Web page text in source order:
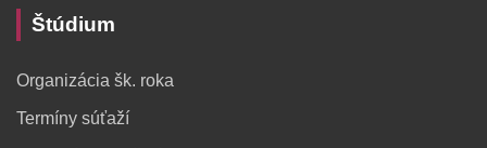
Štúdium
Organizácia šk. roka
Termíny súťaží